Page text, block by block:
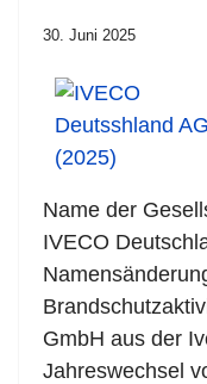
30. Juni 2025
Name der
IVECO
GmbH aus der
Jahreswechsel